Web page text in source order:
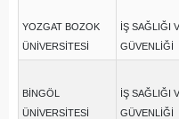
YOZGAT BOZOK
ÜNİVERSİTESİ
İŞ SAĞLIĞI
GÜVENLİĞİ
BİNGÖL
ÜNİVERSİTESİ
İŞ SAĞLIĞI
GÜVENLİĞİ